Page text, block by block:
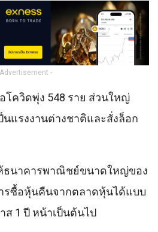
-
โควิดพุ่ง 548 ราย ส่วนใหญ่
แรงงานต่างชาติและสั่งล็อก
ธนาคารพาณิชย์ขนาดใหญ่ของ
รซื้อหุ้นคืนจากตลาดหุ้นได้แบบ
1 ปี หน้าเป็นต้นไป